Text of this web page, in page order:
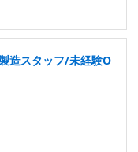
造スタッフ/未経験O